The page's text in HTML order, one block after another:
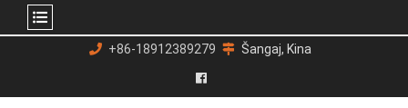
sadržaj
+86-18912389279 Šangaj, Kina
Facebook